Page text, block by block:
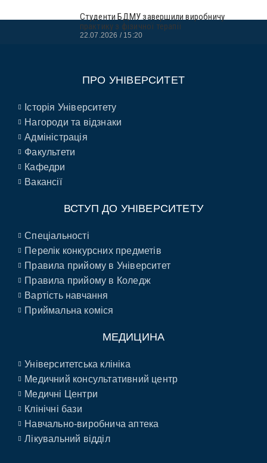
Студенти БДМУ завершили виробничу
практику з фізичної терапії
22.07.2026 15:20
ПРО УНІВЕРСИТЕТ
Історія Університету
Нагороди та відзнаки
Адміністрація
Факультети
Кафедри
Вакансії
ВСТУП ДО УНІВЕРСИТЕТУ
Спеціальності
Перелік конкурсних предметів
Правила прийому в Університет
Правила прийому в Коледж
Вартість навчання
Приймальна коміся
МЕДИЦИНА
Університетська клініка
Медичний консультативний центр
Медичні Центри
Клінічні бази
Навчально-виробнича аптека
Лікувальний відділ